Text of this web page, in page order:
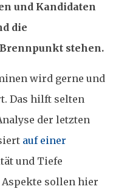
und Kandidaten
die
stehen.
wird gerne und
Das hilft selten
der letzten
auf einer
und Tiefe
sollen hier